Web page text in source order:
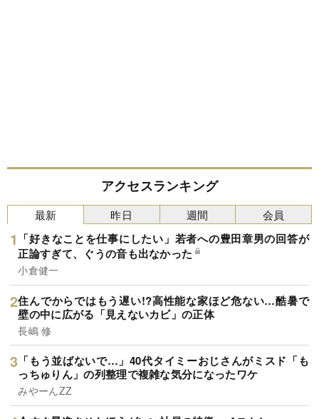
アクセスランキング
最新
「好きなことを仕事にしたい」若者への豊田章男の回答が
正論すぎて、ぐうの音も出なかった
小倉健一
住んでからではもう遅い!?高性能な家ほど危ない…酷暑で
壁の中に広がる「見えないカビ」の正体
長嶋 修
「もう並ばないで…」40代タイミーおじさんがミスド「も
っちゅりん」の列整理で複雑な気分になったワケ
みやーんZZ
昨日 週間 会員